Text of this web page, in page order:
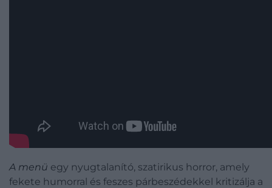
A menü egy nyugtalanító, szatirikus horror, amely
fekete humorral és feszes párbeszédekkel kritizálja a